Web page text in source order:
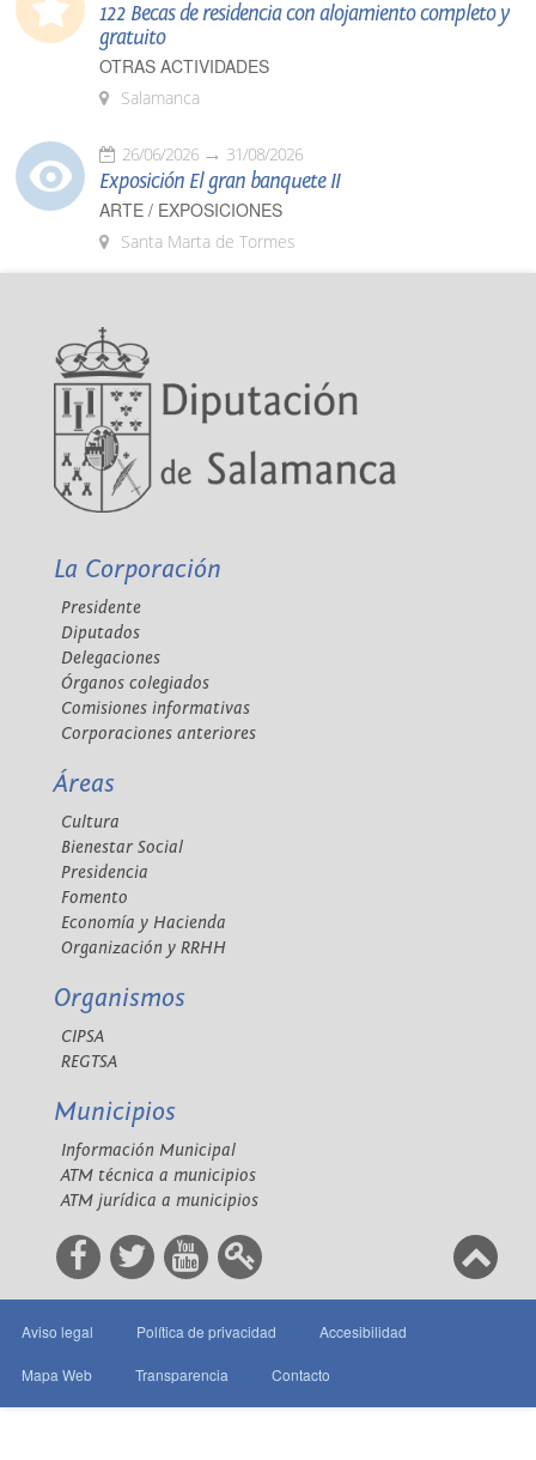
122 Becas de residencia con alojamiento completo y
gratuito
OTRAS ACTIVIDADES
Salamanca
26/06/2026 31/08/2026
Exposición El gran banquete II
ARTE / EXPOSICIONES
Santa Marta de Tormes
La Corporación
Presidente
Diputados
Delegaciones
Órganos colegiados
Comisiones informativas
Corporaciones anteriores
Áreas
Cultura
Bienestar Social
Presidencia
Fomento
Economía y Hacienda
Organización y RRHH
Organismos
CIPSA
REGTSA
Municipios
Información Municipal
ATM técnica a municipios
ATM jurídica a municipios
Aviso legal Política de privacidad Accesibilidad
Mapa Web Transparencia Contacto